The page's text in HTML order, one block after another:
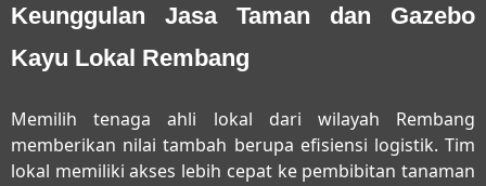
Keunggulan Jasa Taman dan Gazebo
Kayu Lokal Rembang
Memilih tenaga ahli lokal dari wilayah Rembang
memberikan nilai tambah berupa efisiensi logistik. Tim
lokal memiliki akses lebih cepat ke pembibitan tanaman